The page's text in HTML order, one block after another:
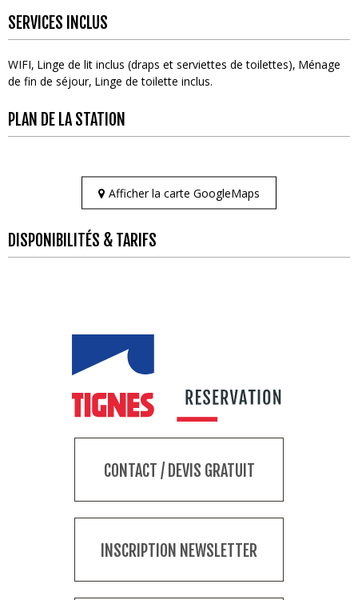
SERVICES INCLUS
WIFI Linge de lit inclus (draps et serviettes de toilettes) Ménage
de fin de séjour Linge de toilette inclus
PLAN DE LA STATION
Afficher la carte GoogleMaps
DISPONIBILITÉS & TARIFS
CONTACT / DEVIS GRATUIT
INSCRIPTION NEWSLETTER